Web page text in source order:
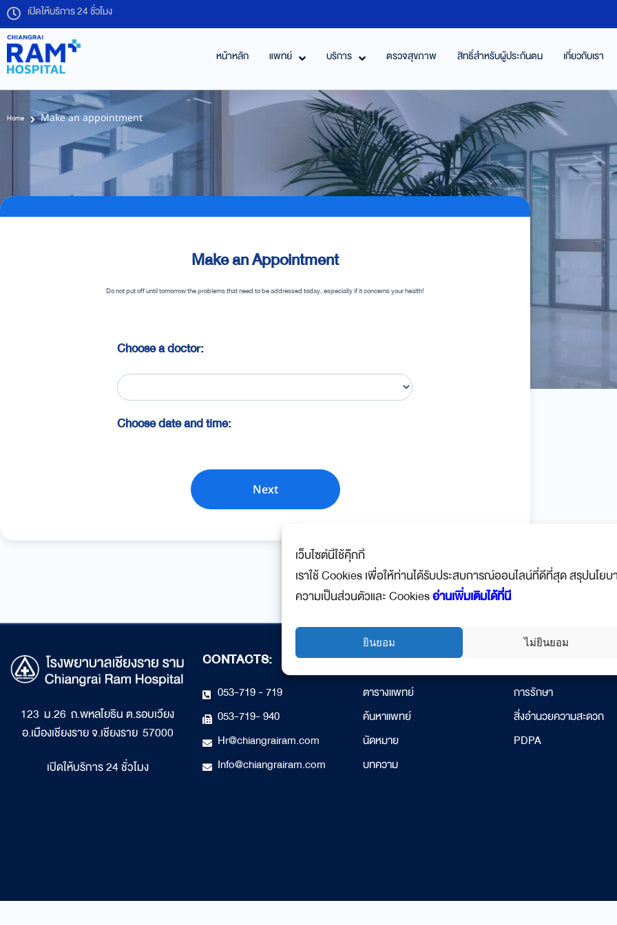
เว็บไซต์นี้ใช้คุ๊กกี้
เราใช้ Cookies เพื่อให้ท่านได้รับประสบการณ์ออนไลน์ที่ดีที่สุด สรุปนโยบ
ความเป็นส่วนตัวและ Cookies อ่านเพิ่มเติมได้ที่นี
ยินยอม ไม่ยินยอม
เปิดให้บริการ 24 ชั่วโมง
หน้าหลัก แพทย์ บริการ ตรวจสุขภาพ สิทธิ์สำหรับผู้ประกันตน เกี่ยวกับเรา
Home Make an appointment
Make an Appointment
Do not put off until tomorrow the problems that need to be addressed today, especially if it concerns your health!
Choose a doctor:
Choose date and time:
Next
123 ม.26 ถ.พหลโยธิน ต.รอบเวียง
อ.เมืองเชียงราย จ.เชียงราย 57000
เปิดให้บริการ 24 ชั่วโมง
CONTACTS:
053-719 - 719
053-719- 940
Hr@chiangrairam.com
Info@chiangrairam.com
ตารางแพทย์
ค้นหาแพทย์
นัดหมาย
บทความ
การรักษา
สิ่งอำนวยความสะดวก
PDPA